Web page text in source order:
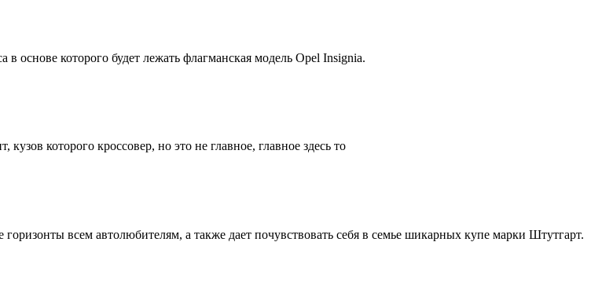
основе которого будет лежать флагманская модель Opel Insignia.
которого кроссовер, но это не главное, главное здесь то
всем автолюбителям, а также дает почувствовать себя в семье шикарных купе марки Штутгарт.